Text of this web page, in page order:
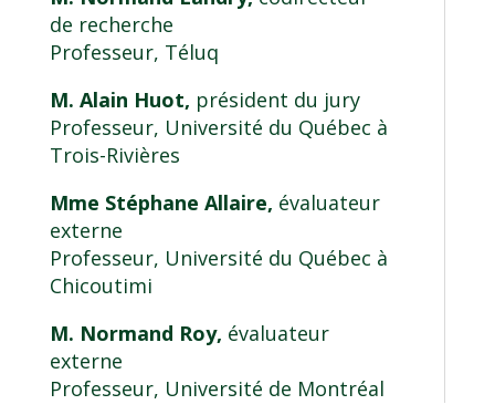
de recherche
Professeur, Téluq
M. Alain Huot, président du jury
Professeur, Université du Québec à
Trois-Rivières
Mme Stéphane Allaire, évaluateur
externe
Professeur, Université du Québec à
Chicoutimi
M. Normand Roy, évaluateur
externe
Professeur, Université de Montréal